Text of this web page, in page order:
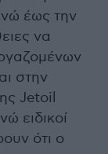
έως την
να
στην
Jetoil
ειδικοί
ότι ο